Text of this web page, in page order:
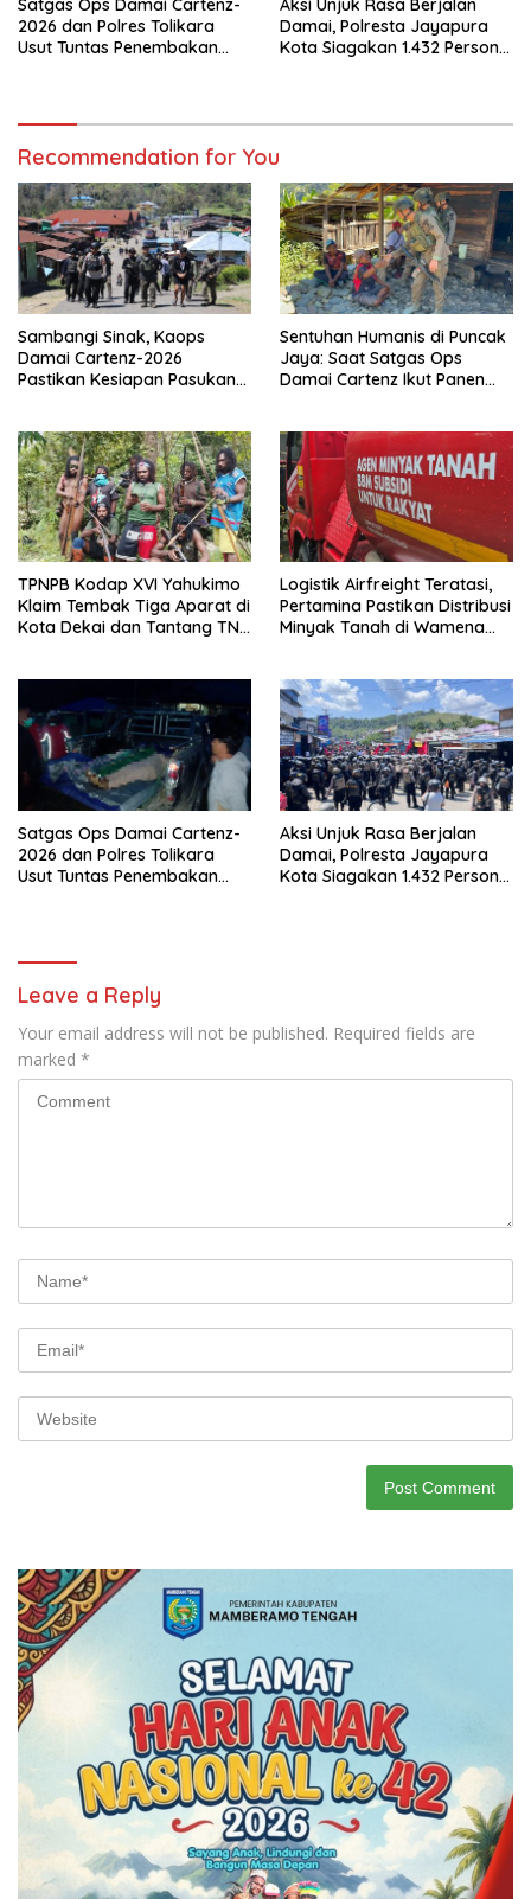
Satgas Ops Damai Cartenz-
2026 dan Polres Tolikara
Usut Tuntas Penembakan
Aksi Unjuk Rasa Berjalan
Damai, Polresta Jayapura
Kota Siagakan 1.432 Personel
Recommendation for You
Sambangi Sinak, Kaops
Damai Cartenz-2026
Pastikan Kesiapan Pasukan
Sentuhan Humanis di Puncak
Jaya: Saat Satgas Ops
Damai Cartenz Ikut Panen
TPNPB Kodap XVI Yahukimo
Klaim Tembak Tiga Aparat di
Kota Dekai dan Tantang TNI-
Logistik Airfreight Teratasi,
Pertamina Pastikan Distribusi
Minyak Tanah di Wamena
Satgas Ops Damai Cartenz-
2026 dan Polres Tolikara
Usut Tuntas Penembakan
Aksi Unjuk Rasa Berjalan
Damai, Polresta Jayapura
Kota Siagakan 1.432 Personel
Leave a Reply
Your email address will not be published. Required fields are
marked *